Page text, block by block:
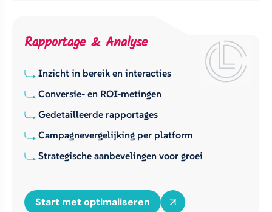
Rapportage & Analyse
Inzicht in bereik en interacties
Conversie- en ROI-metingen
Gedetailleerde rapportages
Campagnevergelijking per platform
Strategische aanbevelingen voor groei
Start met optimaliseren